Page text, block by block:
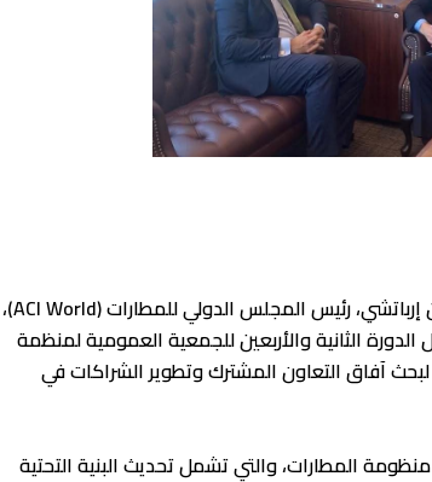
التقى الدكتور سامح الحفني، وزير الطيران المدني، بجاستن إرباتشي، رئيس المجلس الدولي للمطارات (ACI World)،
الثانية والأربعين للجمعية العمومية لمنظمة
لبحث آفاق التعاون المشترك وتطوير الشراكات في
المطارات، والتي تشمل تحديث البنية التحتية